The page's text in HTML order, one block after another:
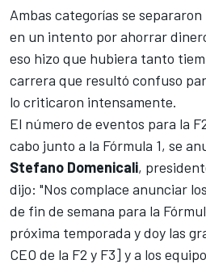
Ambas categorías se
en un intento por ahorrar
eso hizo que hubiera tanto
carrera que resultó confuso
lo criticaron intensamente.
El número de eventos para la
cabo junto a la Fórmula 1, se
Stefano Domenicali,
dijo: "Nos complace anunciar
de fin de semana para la
próxima temporada y doy las
CEO de la F2 y F3] y a los